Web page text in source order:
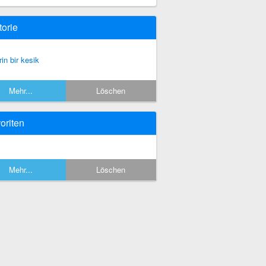
bir kesik
Mehr... Löschen
Mehr... Löschen